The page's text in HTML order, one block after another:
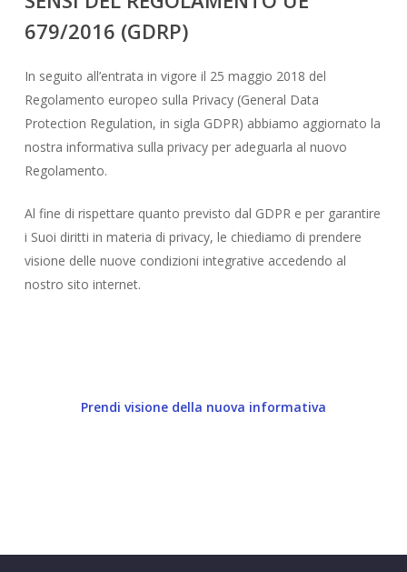
679/2016 (GDRP)
In seguito all’entrata in vigore il 25 maggio 2018 del
Regolamento europeo sulla Privacy (General Data
Protection Regulation, in sigla GDPR) abbiamo aggiornato la
nostra informativa sulla privacy per adeguarla al nuovo
Regolamento.
Al fine di rispettare quanto previsto dal GDPR e per garantire
i Suoi diritti in materia di privacy, le chiediamo di prendere
visione delle nuove condizioni integrative accedendo al
nostro sito internet.
Prendi visione della nuova informativa